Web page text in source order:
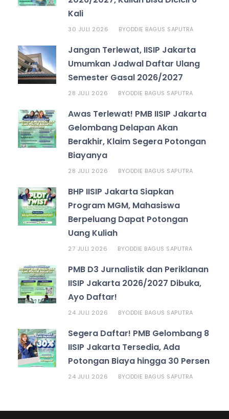
Kali
30 JULI 2026 BYODDIE BAGUS SAPUTRA
Jangan Terlewat, IISIP Jakarta
Umumkan Jadwal Daftar Ulang
Semester Gasal 2026/2027
28 JULI 2026 BYODDIE BAGUS SAPUTRA
Awas Terlewat! PMB IISIP Jakarta
Gelombang Delapan Akan
Berakhir, Klaim Segera Potongan
Biayanya
28 JULI 2026 BYODDIE BAGUS SAPUTRA
BHP IISIP Jakarta Siapkan
Program MGM, Mahasiswa
Berpeluang Dapat Potongan
Uang Kuliah
27 JULI 2026 BYODDIE BAGUS SAPUTRA
PMB D3 Jurnalistik dan Periklanan
IISIP Jakarta 2026/2027 Dibuka,
Ayo Daftar!
24 JULI 2026 BYODDIE BAGUS SAPUTRA
Segera Daftar! PMB Gelombang 8
IISIP Jakarta Tersedia, Ada
Potongan Biaya hingga 30 Persen
24 JULI 2026 BYODDIE BAGUS SAPUTRA